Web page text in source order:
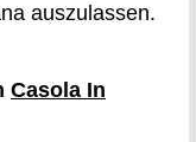
auszulassen.
Casola In